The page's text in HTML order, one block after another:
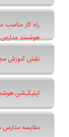
راه کار مناسب
هوشمند مدارس
نقش آموزش
اپلیکیشن
مقایسه